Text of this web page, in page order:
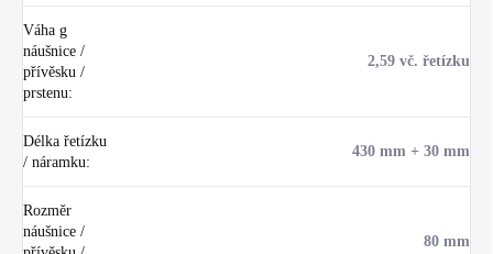
Váha g
náušnice /
přívěsku /
prstenu:
2,59 vč. řetízku
Délka řetízku
/ náramku:
430 mm + 30 mm
Rozměr
náušnice /
80 mm